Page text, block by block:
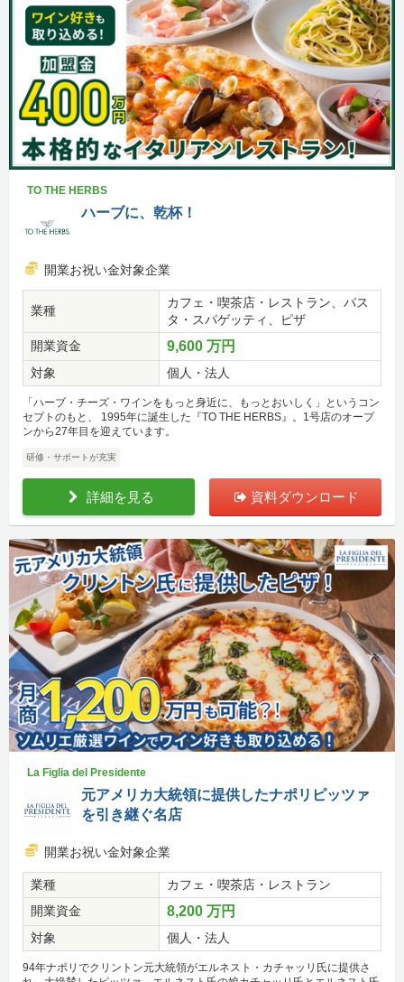
TO THE HERBS
ハーブに、乾杯！
開業お祝い金対象企業
業種
カフェ・喫茶店・レストラン、パス
タ・スパゲッティ、ピザ
開業資金
9,600 万円
対象 個人・法人
「ハーブ・チーズ・ワインをもっと身近に、もっとおいしく」というコン
セプトのもと、 1995年に誕生した『TO THE HERBS』。1号店のオープ
ンから27年目を迎えています。
研修・サポートが充実
詳細を見る 資料ダウンロード
La Figlia del Presidente
元アメリカ大統領に提供したナポリピッツァ
を引き継ぐ名店
開業お祝い金対象企業
業種
カフェ・喫茶店・レストラン
開業資金
8,200 万円
対象 個人・法人
94年ナポリでクリントン元大統領がエルネスト・カチャッリ氏に提供さ